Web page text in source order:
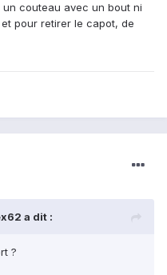
couteau avec un bout ni
pour retirer le capot, de
a dit :
?